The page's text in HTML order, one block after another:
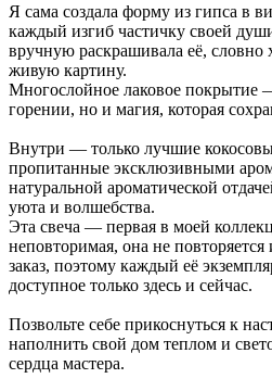
Я сама создала форму из гипса в
каждый изгиб частичку своей
вручную раскрашивала её,
живую картину.
Многослойное лаковое покрытие
горении, но и магия, которая
Внутри — только лучшие
пропитанные эксклюзивными
натуральной ароматической
уюта и волшебства.
Эта свеча — первая в моей
неповторимая, она не повторяется
заказ, поэтому каждый её
доступное только здесь и сейчас.
Позвольте себе прикоснуться к
наполнить свой дом теплом и
сердца мастера.